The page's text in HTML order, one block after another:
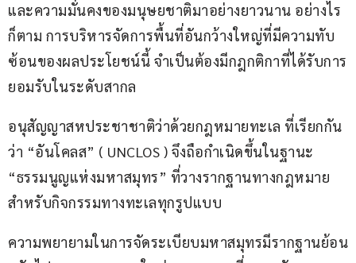
และความมั่นคงของมนุษยชาติมาอย่างยาวนาน อย่างไร
ก็ตาม การบริหารจัดการพื้นที่อันกว้างใหญ่ที่มีความทับ
ซ้อนของผลประโยชน์นี้ จำเป็นต้องมีกฎกติกาที่ได้รับการ
ยอมรับในระดับสากล
อนุสัญญาสหประชาชาติว่าด้วยกฎหมายทะเล ที่เรียกกัน
ว่า “อันโคลส” ( UNCLOS ) จึงถือกำเนิดขึ้นในฐานะ
“ธรรมนูญแห่งมหาสมุทร” ที่วางรากฐานทางกฎหมาย
สำหรับกิจกรรมทางทะเลทุกรูปแบบ
ความพยายามในการจัดระเบียบมหาสมุทรมีรากฐานย้อน